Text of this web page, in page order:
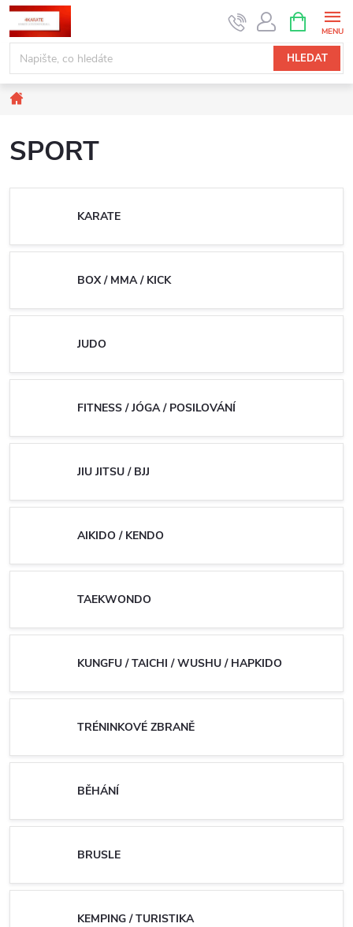
Přejít
na
obsah
HLEDAT
NÁKUPNÍ
KOŠÍK
SPORT
KARATE
BOX / MMA / KICK
JUDO
FITNESS / JÓGA / POSILOVÁNÍ
JIU JITSU / BJJ
AIKIDO / KENDO
TAEKWONDO
KUNGFU / TAICHI / WUSHU / HAPKIDO
TRÉNINKOVÉ ZBRANĚ
BĚHÁNÍ
BRUSLE
KEMPING / TURISTIKA